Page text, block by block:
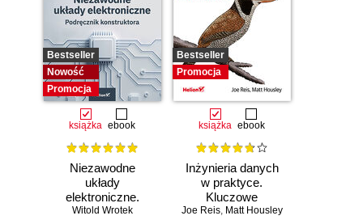
Bestseller
Nowość
Promocja
książka ebook
Niezawodne
układy
elektroniczne.
Podręcznik
Witold Wrotek
Bestseller
Promocja
książka ebook
Inżynieria danych
w praktyce.
Kluczowe
koncepcje i
Joe Reis, Matt Housley